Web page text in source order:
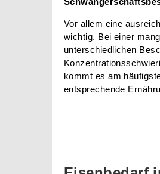
Vor allem eine
wichtig. Bei einer
unterschiedlichen
kommt es am
entsprechende